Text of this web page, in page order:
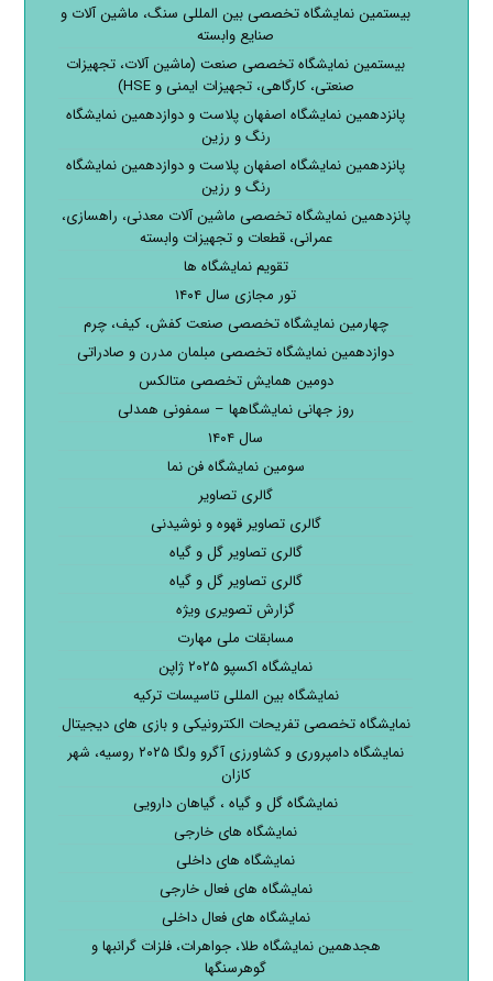
بیستمین نمایشگاه تخصصی بین المللی سنگ، ماشین آلات و
صنایع وابسته
بیستمین نمایشگاه تخصصی صنعت (ماشین آلات، تجهیزات
صنعتی، کارگاهی، تجهیزات ایمنی و HSE)
پانزدهمین نمایشگاه اصفهان پلاست و دوازدهمین نمایشگاه
رنگ و رزین
پانزدهمین نمایشگاه اصفهان پلاست و دوازدهمین نمایشگاه
رنگ و رزین
پانزدهمین نمایشگاه تخصصی ماشین آلات معدنی، راهسازی،
عمرانی، قطعات و تجهیزات وابسته
تقویم نمایشگاه ها
تور مجازی سال ۱۴۰۴
چهارمین نمایشگاه تخصصی صنعت کفش، کیف، چرم
دوازدهمین نمایشگاه تخصصی مبلمان مدرن و صادراتی
دومین همایش تخصصی متالکس
روز جهانی نمایشگاهها – سمفونی همدلی
سال ۱۴۰۴
سومین نمایشگاه فن نما
گالری تصاویر
گالری تصاویر قهوه و نوشیدنی
گالری تصاویر گل و گیاه
گالری تصاویر گل و گیاه
گزارش تصویری ویژه
مسابقات ملی مهارت
نمایشگاه اکسپو ۲۰۲۵ ژاپن
نمایشگاه بین المللی تاسیسات ترکیه
نمایشگاه تخصصی تفریحات الکترونیکی و بازی های دیجیتال
نمایشگاه دامپروری و کشاورزی آگرو ولگا ۲۰۲۵ روسیه، شهر
کازان
نمایشگاه گل و گیاه ، گیاهان دارویی
نمایشگاه های خارجی
نمایشگاه های داخلی
نمایشگاه های فعال خارجی
نمایشگاه های فعال داخلی
هجدهمین نمایشگاه طلا، جواهرات، فلزات گرانبها و
گوهرسنگها